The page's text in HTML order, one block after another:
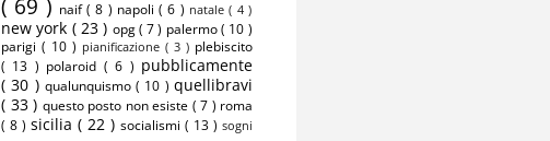
( 69 ) naif( 8 ) napoli( 6 ) natale( 4 )
new york ( 23 ) opg( 7 ) palermo( 10 )
parigi ( 10 ) pianificazione ( 3 ) plebiscito
( 13 ) polaroid ( 6 ) pubblicamente
( 30 ) qualunquismo( 10 )quellibravi
( 33 ) questo posto non esiste ( 7 ) roma
( 8 ) sicilia ( 22 ) socialismi ( 13 ) sogni